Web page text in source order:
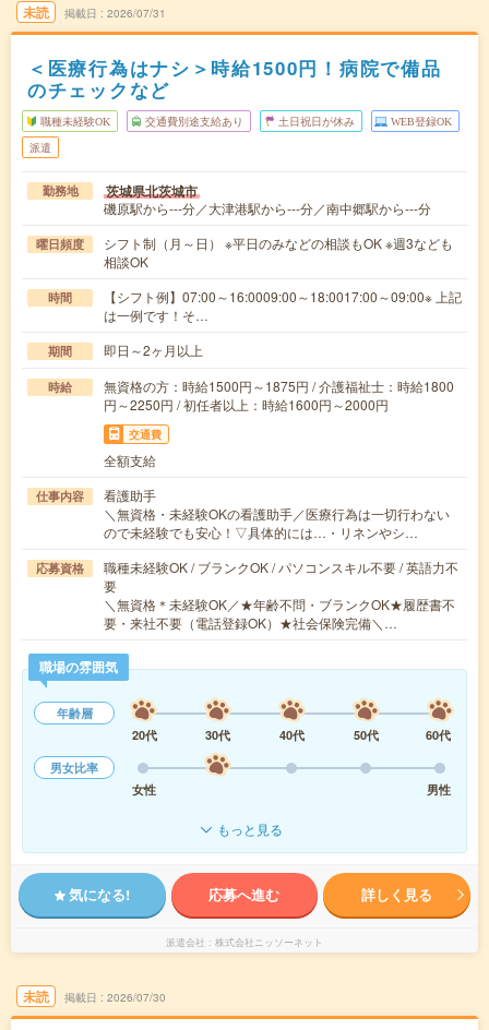
未読 掲載日 2026/07/31
＜医療行為はナシ＞時給1500円！病院で備品
のチェックなど
職種未経験OK 交通費別途支給あり 土日祝日が休み WEB登録OK
派遣
勤務地 茨城県北茨城市
磯原駅から---分／大津港駅から---分／南中郷駅から---分
曜日頻度
シフト制（月～日） ※平日のみなどの相談もOK ※週3なども
相談OK
時間
【シフト例】07:00～16:0009:00～18:0017:00～09:00※ 上記
は一例です！そ…
期間 即日～2ヶ月以上
時給
無資格の方：時給1500円～1875円 / 介護福祉士：時給1800
円～2250円 / 初任者以上：時給1600円～2000円
交通費
全額支給
仕事内容
看護助手
＼無資格・未経験OKの看護助手／医療行為は一切行わない
ので未経験でも安心！▽具体的には…・リネンやシ…
応募資格
職種未経験OK / ブランクOK / パソコンスキル不要 / 英語力不
要
＼無資格＊未経験OK／★年齢不問・ブランクOK★履歴書不
要・来社不要（電話登録OK）★社会保険完備＼…
職場の雰囲気
年齢層
20代
30代 40代 50代
60代
男女比率
女性
男性
もっと見る
気になる! 応募へ進む 詳しく見る
派遣会社 株式会社ニッソーネット
未読 掲載日 2026/07/30